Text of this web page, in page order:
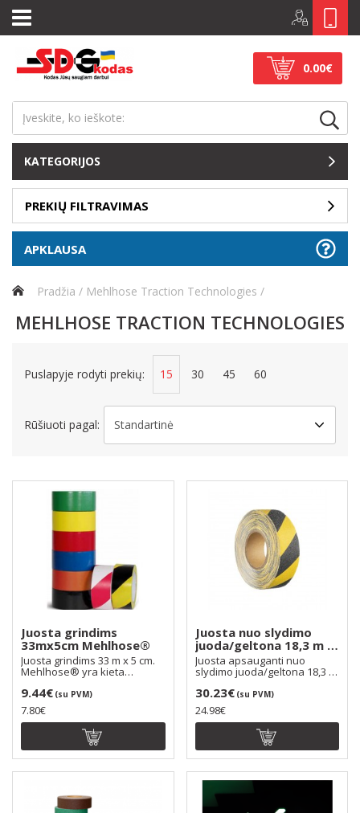
0.00€
KATEGORIJOS
PREKIŲ FILTRAVIMAS
APKLAUSA
Pradžia Mehlhose Traction Technologies
MEHLHOSE TRACTION TECHNOLOGIES
Puslapyje rodyti prekių: 15 30 45 60
Rūšiuoti pagal:
Juosta grindims
33mx5cm Mehlhose®
Juosta grindims 33 m x 5 cm.
Mehlhose® yra kieta
plastifikuota PVC juo..
9.44€ (su PVM)
7.80€
Juosta nuo slydimo
juoda/geltona 18,3 m x
5 cm, Mehlhose®
Juosta apsauganti nuo
slydimo juoda/geltona 18,3 m
x 5 cm Mehlhose®. J..
30.23€ (su PVM)
24.98€